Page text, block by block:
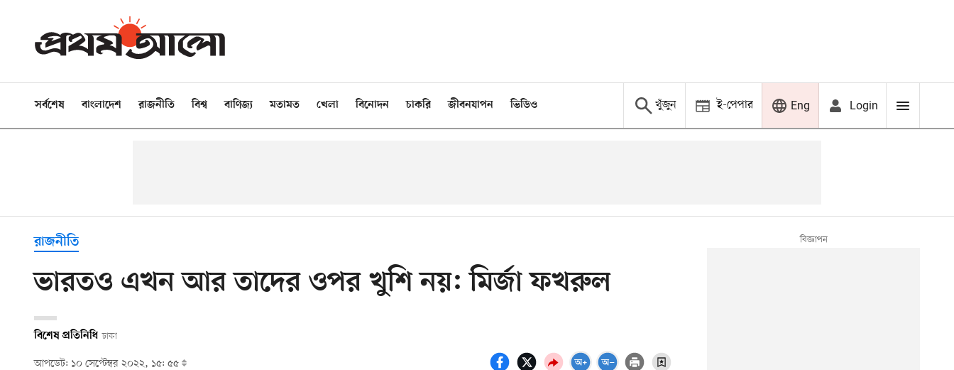
সর্বশেষ বাংলাদেশ রাজনীতি বিশ্ব বাণিজ্য মতামত খেলা বিনোদন চাকরি জীবনযাপন ভিডিও খুঁজুন ই-পেপার Eng Login
রাজনীতি
ভারতও এখন আর তাদের ওপর খুশি নয়: মির্জা ফখরুল
বিশেষ প্রতিনিধি ঢাকা
আপডেট: ১০ সেপ্টেম্বর ২০২২, ১৫: ৫৫